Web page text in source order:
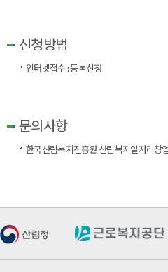
신청방법
인터넷접수 :등록신청
문의사항
한국산림복지진흥원 산림복지일자리창